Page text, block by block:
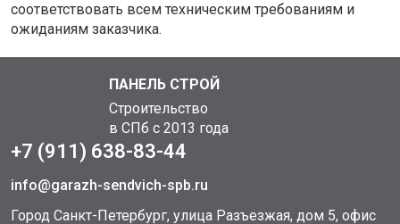
соответствовать всем техническим требованиям и
ожиданиям заказчика.
ПАНЕЛЬ СТРОЙ
Строительство
в СПб с 2013 года
+7 (911) 638-83-44
info@garazh-sendvich-spb.ru
Город Санкт-Петербург, улица Разъезжая, дом 5, офис